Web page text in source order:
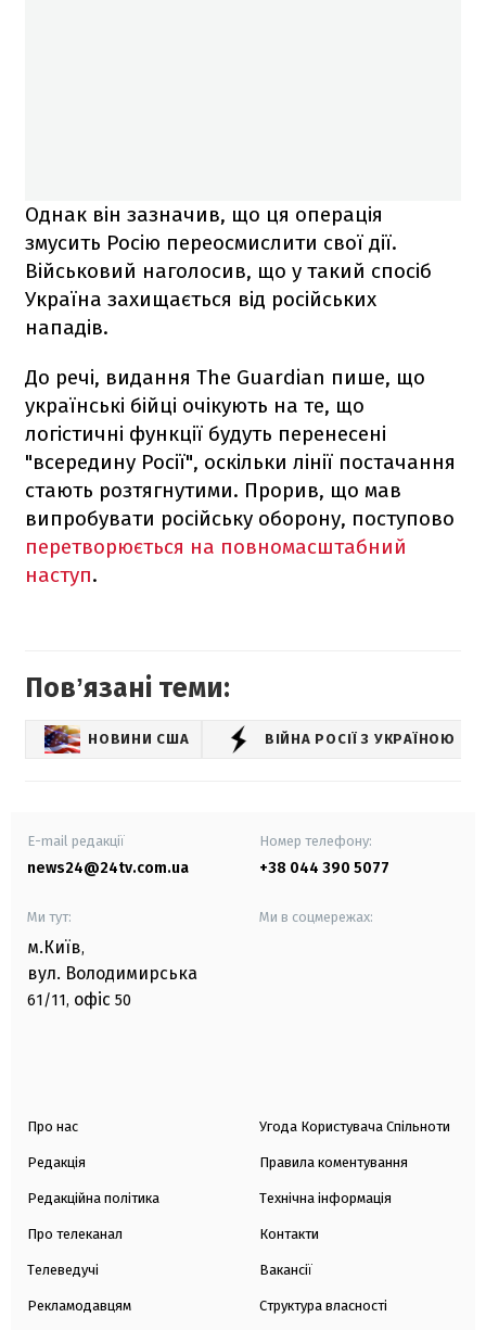
Однак він зазначив, що ця операція
змусить Росію переосмислити свої дії.
Військовий наголосив, що у такий спосіб
Україна захищається від російських
нападів.
До речі, видання The Guardian пише, що
українські бійці очікують на те, що
логістичні функції будуть перенесені
"всередину Росії", оскільки лінії постачання
стають розтягнутими. Прорив, що мав
випробувати російську оборону, поступово
перетворюється на повномасштабний
наступ.
Повʼязані теми:
НОВИНИ США ВІЙНА РОСІЇ З УКРАЇНОЮ
E-mail редакції
news24@24tv.com.ua
Номер телефону:
+38 044 390 5077
Ми тут:
м.Київ,
вул. Володимирська
61/11, офіс 50
Ми в соцмережах:
Про нас
Редакція
Редакційна політика
Про телеканал
Телеведучі
Рекламодавцям
Угода Користувача Спільноти
Правила коментування
Технічна інформація
Контакти
Вакансії
Структура власності